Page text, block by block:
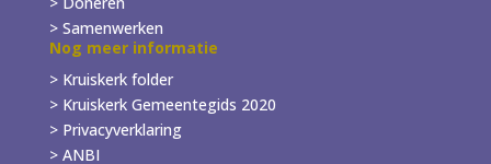
> Samenwerken
Nog meer informatie
> Kruiskerk folder
>Kruiskerk Gemeentegids 2020
> Privacyverklaring
> ANBI